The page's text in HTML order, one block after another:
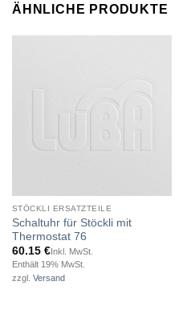
ÄHNLICHE PRODUKTE
STÖCKLI ERSATZTEILE
Schaltuhr für Stöckli mit
Thermostat 76
60.15 €Inkl. MwSt.
Enthält 19% MwSt.
zzgl. Versand